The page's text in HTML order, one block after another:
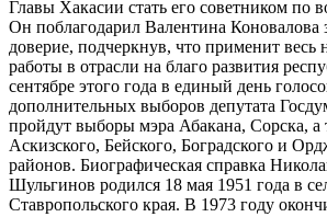
Главы Хакасии стать его советником по
Он поблагодарил Валентина Коновалова
доверие, подчеркнув, что применит
работы в отрасли на благо развития
сентябре этого года в единый день
дополнительных выборов депутата
пройдут выборы мэра Абакана, Сорска, а
Аскизского, Бейского, Боградского и
районов. Биографическая справка
Шульгинов родился 18 мая 1951 года в
Ставропольского края. В 1973 году